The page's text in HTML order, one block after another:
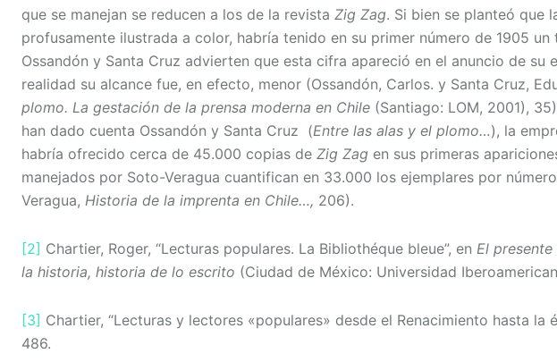
que se manejan se reducen a los de la revista Zig Zag. Si bien se planteó que
profusamente ilustrada a color, habría tenido en su primer número de 1905
Ossandón y Santa Cruz advierten que esta cifra apareció en el anuncio de su
realidad su alcance fue, en efecto, menor (Ossandón, Carlos. y Santa Cruz,
plomo. La gestación de la prensa moderna en Chile (Santiago: LOM, 2001),
han dado cuenta Ossandón y Santa Cruz (Entre las alas y el plomo…), la
habría ofrecido cerca de 45.000 copias de Zig Zag en sus primeras
manejados por Soto-Veragua cuantifican en 33.000 los ejemplares por
Veragua, Historia de la imprenta en Chile…, 206).
[2] Chartier, Roger, “Lecturas populares. La Bibliothéque bleue”, en El
la historia, historia de lo escrito (Ciudad de México: Universidad
[3] Chartier, “Lecturas y lectores «populares» desde el Renacimiento hasta la
486.